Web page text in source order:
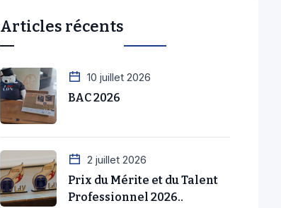
Articles récents
10 juillet 2026
BAC 2026
2 juillet 2026
Prix du Mérite et du Talent
Professionnel 2026..